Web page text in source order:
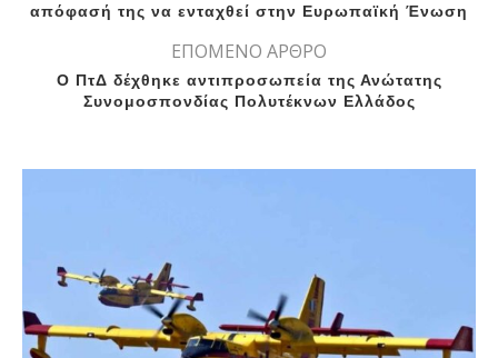
απόφασή της να ενταχθεί στην Ευρωπαϊκή Ένωση
ΕΠΟΜΕΝΟ ΑΡΘΡΟ
Ο ΠτΔ δέχθηκε αντιπροσωπεία της Ανώτατης
Συνομοσπονδίας Πολυτέκνων Ελλάδος